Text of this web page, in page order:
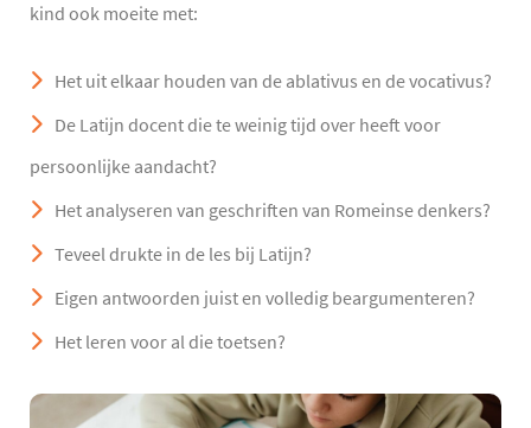
kind ook moeite met:
Het uit elkaar houden van de ablativus en de vocativus?
De Latijn docent die te weinig tijd over heeft voor
persoonlijke aandacht?
Het analyseren van geschriften van Romeinse denkers?
Teveel drukte in de les bij Latijn?
Eigen antwoorden juist en volledig beargumenteren?
Het leren voor al die toetsen?